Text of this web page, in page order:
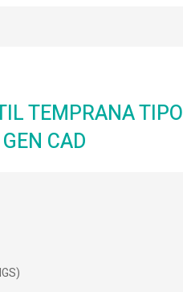
TEMPRANA TIPO
CAD